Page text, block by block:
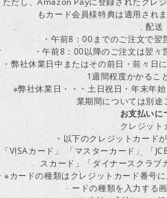
もカード会員様特典は適用され
配送
・午前8：00までのご注文で翌
・午前8：00以降のご注文は翌々
・弊社休業日中またはその前日・前々日
1週間程度かかるこ
※弊社休業日・・・土日祝日・年末年
業期間については別途
お支払いに
クレジット
・以下のクレジットカード
「VISAカード」 「マスターカード」 「
スカード」「ダイナースクラブ
※カードの種類はクレジットカード番号
ードの種類を入力する